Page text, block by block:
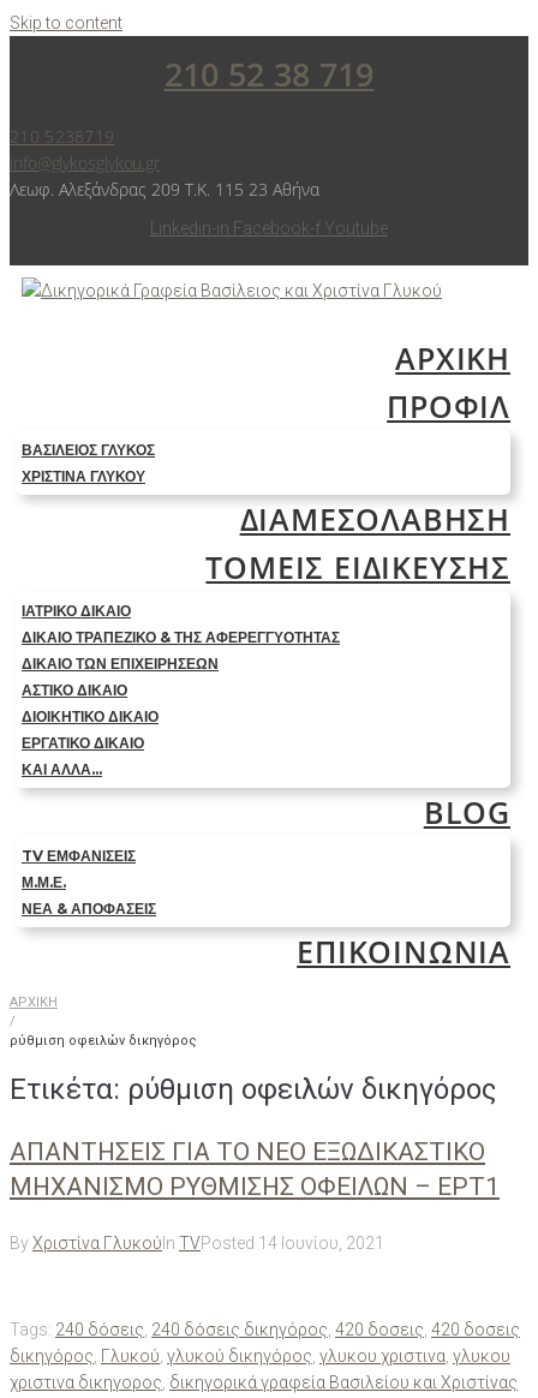
Skip to content
210 52 38 719
210 5238719
info@glykosglykou.gr
Λεωφ. Αλεξάνδρας 209 Τ.Κ. 115 23 Αθήνα
Linkedin-in Facebook-f Youtube
ΑΡΧΙΚΗ
ΠΡΟΦΙΛ
ΒΑΣΊΛΕΙΟΣ ΓΛΥΚΌΣ
ΧΡΙΣΤΊΝΑ ΓΛΥΚΟΎ
ΔΙΑΜΕΣΟΛΑΒΗΣΗ
ΤΟΜΕΙΣ ΕΙΔΙΚΕΥΣΗΣ
ΙΑΤΡΙΚΟ ΔΙΚΑΙΟ
ΔΙΚΑΙΟ ΤΡΑΠΕΖΙΚΟ & ΤΗΣ ΑΦΕΡΕΓΓΥΟΤΗΤΑΣ
ΔΙΚΑΙΟ ΤΩΝ ΕΠΙΧΕΙΡΗΣΕΩΝ
ΑΣΤΙΚΟ ΔΙΚΑΙΟ
ΔΙΟΙΚΗΤΙΚΟ ΔΙΚΑΙΟ
ΕΡΓΑΤΙΚΟ ΔΙΚΑΙΟ
ΚΑΙ ΑΛΛΑ…
BLOG
TV ΕΜΦΑΝΙΣΕΙΣ
Μ.Μ.Ε.
ΝΕΑ & ΑΠΟΦΑΣΕΙΣ
ΕΠΙΚΟΙΝΩΝΙΑ
ΑΡΧΙΚΗ
/
ρύθμιση οφειλών δικηγόρος
Ετικέτα: ρύθμιση οφειλών δικηγόρος
ΑΠΑΝΤΗΣΕΙΣ ΓΙΑ ΤΟ ΝΕΟ ΕΞΩΔΙΚΑΣΤΙΚΟ
ΜΗΧΑΝΙΣΜΟ ΡΥΘΜΙΣΗΣ ΟΦΕΙΛΩΝ – ΕΡΤ1
ByΧριστίνα Γλυκού In TVPosted 14 Ιουνίου, 2021
Tags: 240 δόσεις 240 δόσεις δικηγόρος 420 δοσεις 420 δοσεις
δικηγόρος Γλυκού γλυκού δικηγόρος γλυκου χριστινα γλυκου
χριστινα δικηγορος δικηγορικά γραφεία Βασιλείου και Χριστίνας